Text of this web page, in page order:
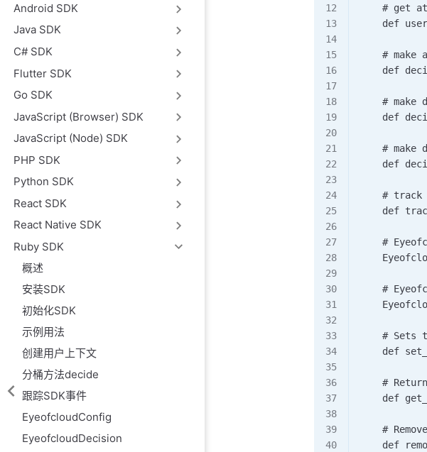
Android SDK
Java SDK
C# SDK
Flutter SDK
Go SDK
JavaScript (Browser) SDK
JavaScript (Node) SDK
PHP SDK
Python SDK
React SDK
React Native SDK
Ruby SDK
概述
安装SDK
初始化SDK
示例用法
创建用户上下文
分桶方法decide
跟踪SDK事件
EyeofcloudConfig
EyeofcloudDecision
# get
def
# make
def
# make
def
# make
def
#
def
#
#
# Sets
def
#
def
#
def